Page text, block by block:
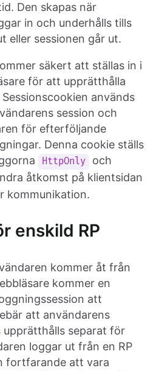
Den skapas när
in och underhålls tills
eller sessionen går ut.
säkert att ställas in i
för att upprätthålla
används
session och
för efterföljande
Denna cookie ställs
HttpOnly och
åtkomst på klientsidan
kommunikation.
enskild RP
kommer åt från
kommer en
att
att användarens
upprätthålls separat för
loggar ut från en RP
fortfarande att vara